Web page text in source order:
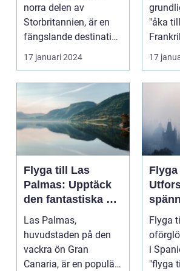
norra delen av
Storbritannien, är en
fängslande destination
för turister världe...
17 januari 2024
"åka
rika
17
Flyga till Las
Palmas: Upptäck
den fantastiska ön
Gran Canaria
Las Palmas,
huvudstaden på den
vackra ön Gran
Canaria, är en populär
Flyga
i Spanien